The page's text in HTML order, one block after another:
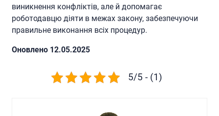
виникнення конфліктів, але й допомагає
роботодавцю діяти в межах закону, забезпечуючи
правильне виконання всіх процедур.
Oновлено 12.05.2025
5/5 - (1)